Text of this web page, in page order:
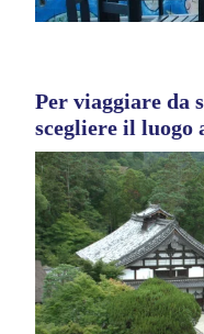
Per viaggiare da
scegliere il luogo